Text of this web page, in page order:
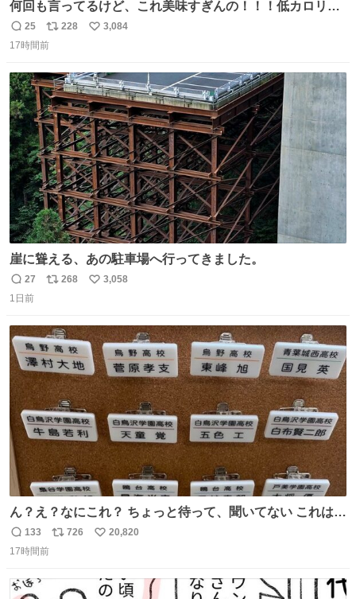
何回も言ってるけど、これ美味すぎんの！！！低カロリー
で満足感エグいから一生食べてる😭
返
信
25
リ
ポ
ト
数
228
い
数
3,084
17時間前
崖に聳える、あの駐車場へ行ってきました。
返
信
27
リ
ト
数
268
い
数
3,058
1日前
ん？え？なにこれ？ ちょっと待って、聞いてない これは販
売されているのもですか？
返
信
133
リ
ト
726
い
数
20,820
17時間前